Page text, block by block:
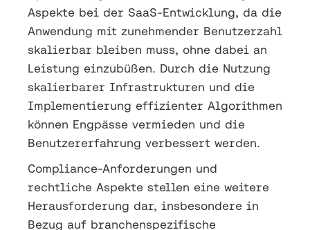
Aspekte bei der SaaS-Entwicklung, da die
Anwendung mit zunehmender Benutzerzahl
skalierbar bleiben muss, ohne dabei an
Leistung einzubüßen. Durch die Nutzung
skalierbarer Infrastrukturen und die
Implementierung effizienter Algorithmen
können Engpässe vermieden und die
Benutzererfahrung verbessert werden.
Compliance-Anforderungen und
rechtliche Aspekte stellen eine weitere
Herausforderung dar, insbesondere in
Bezug auf branchenspezifische